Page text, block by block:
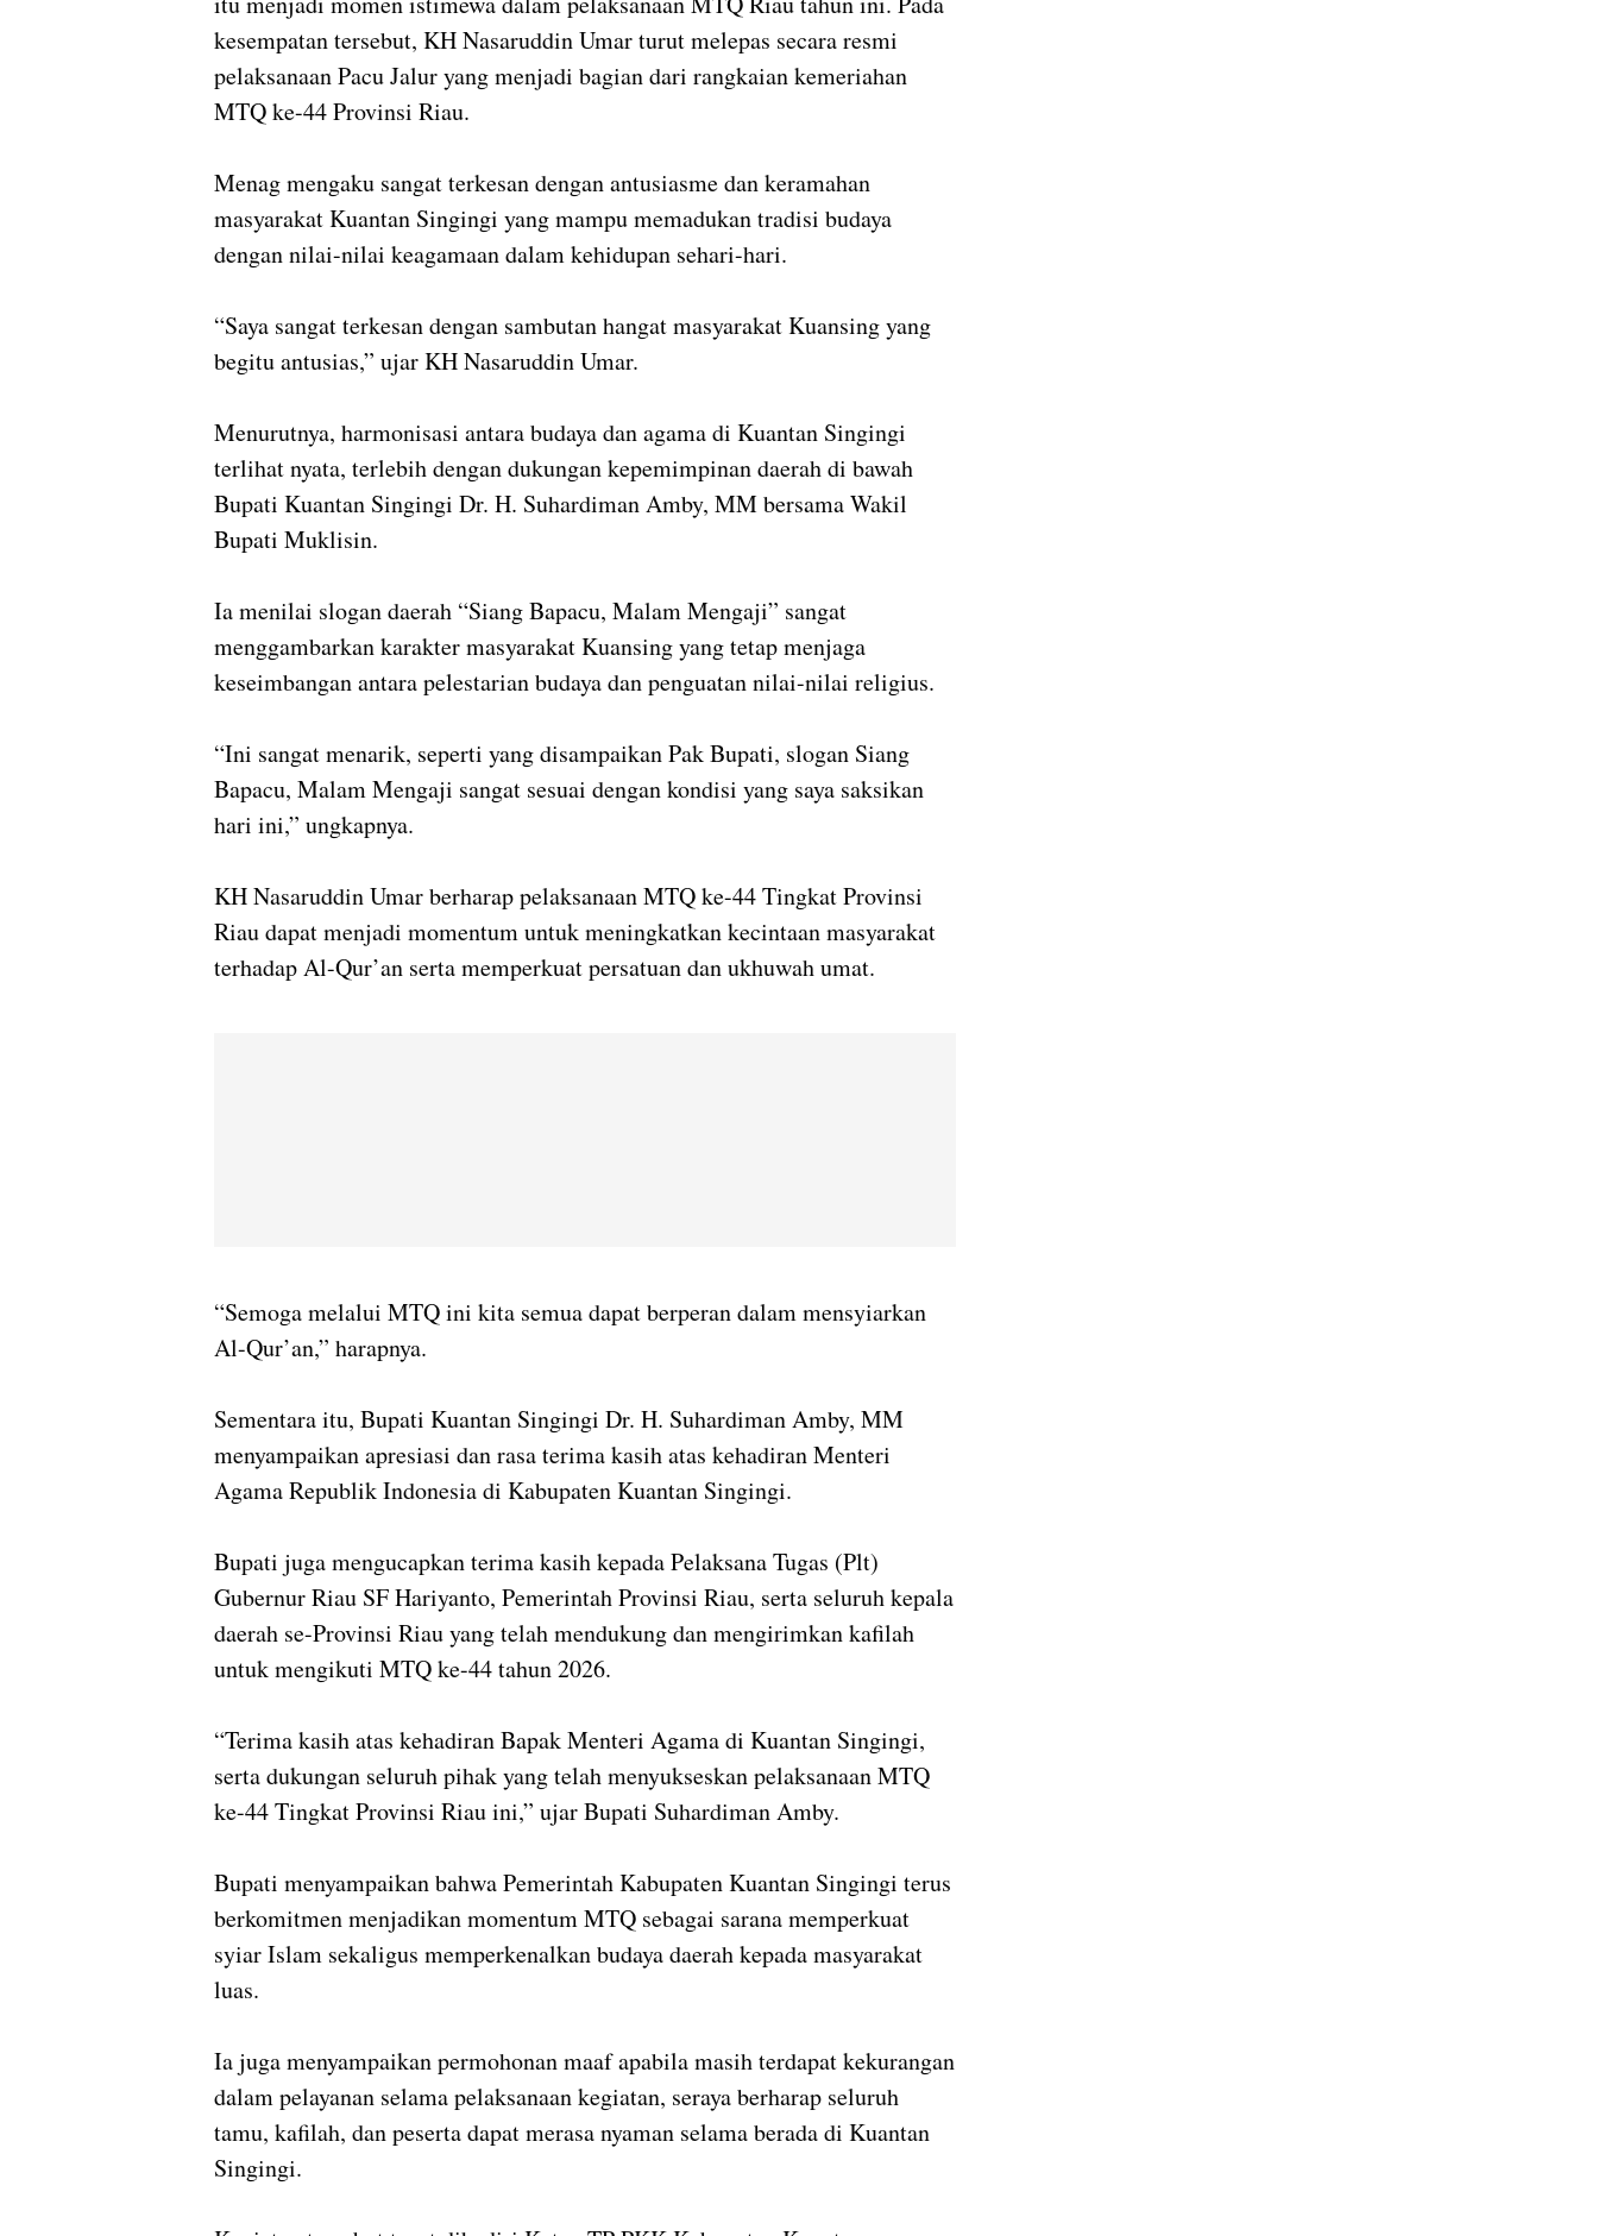
kesempatan tersebut, KH Nasaruddin Umar turut melepas secara resmi
pelaksanaan Pacu Jalur yang menjadi bagian dari rangkaian kemeriahan
MTQ ke-44 Provinsi Riau.
Menag mengaku sangat terkesan dengan antusiasme dan keramahan
masyarakat Kuantan Singingi yang mampu memadukan tradisi budaya
dengan nilai-nilai keagamaan dalam kehidupan sehari-hari.
“Saya sangat terkesan dengan sambutan hangat masyarakat Kuansing yang
begitu antusias,” ujar KH Nasaruddin Umar.
Menurutnya, harmonisasi antara budaya dan agama di Kuantan Singingi
terlihat nyata, terlebih dengan dukungan kepemimpinan daerah di bawah
Bupati Kuantan Singingi Dr. H. Suhardiman Amby, MM bersama Wakil
Bupati Muklisin.
Ia menilai slogan daerah “Siang Bapacu, Malam Mengaji” sangat
menggambarkan karakter masyarakat Kuansing yang tetap menjaga
keseimbangan antara pelestarian budaya dan penguatan nilai-nilai religius.
“Ini sangat menarik, seperti yang disampaikan Pak Bupati, slogan Siang
Bapacu, Malam Mengaji sangat sesuai dengan kondisi yang saya saksikan
hari ini,” ungkapnya.
KH Nasaruddin Umar berharap pelaksanaan MTQ ke-44 Tingkat Provinsi
Riau dapat menjadi momentum untuk meningkatkan kecintaan masyarakat
terhadap Al-Qur’an serta memperkuat persatuan dan ukhuwah umat.
“Semoga melalui MTQ ini kita semua dapat berperan dalam mensyiarkan
Al-Qur’an,” harapnya.
Sementara itu, Bupati Kuantan Singingi Dr. H. Suhardiman Amby, MM
menyampaikan apresiasi dan rasa terima kasih atas kehadiran Menteri
Agama Republik Indonesia di Kabupaten Kuantan Singingi.
Bupati juga mengucapkan terima kasih kepada Pelaksana Tugas (Plt)
Gubernur Riau SF Hariyanto, Pemerintah Provinsi Riau, serta seluruh kepala
daerah se-Provinsi Riau yang telah mendukung dan mengirimkan kafilah
untuk mengikuti MTQ ke-44 tahun 2026.
“Terima kasih atas kehadiran Bapak Menteri Agama di Kuantan Singingi,
serta dukungan seluruh pihak yang telah menyukseskan pelaksanaan MTQ
ke-44 Tingkat Provinsi Riau ini,” ujar Bupati Suhardiman Amby.
Bupati menyampaikan bahwa Pemerintah Kabupaten Kuantan Singingi terus
berkomitmen menjadikan momentum MTQ sebagai sarana memperkuat
syiar Islam sekaligus memperkenalkan budaya daerah kepada masyarakat
luas.
Ia juga menyampaikan permohonan maaf apabila masih terdapat kekurangan
dalam pelayanan selama pelaksanaan kegiatan, seraya berharap seluruh
tamu, kafilah, dan peserta dapat merasa nyaman selama berada di Kuantan
Singingi.